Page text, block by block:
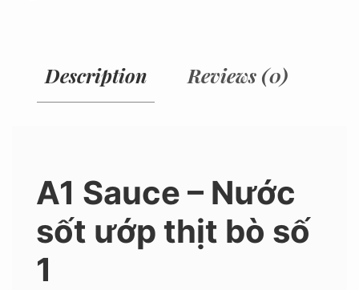
Description Reviews (0)
A1 Sauce – Nước
sốt ướp thịt bò số
1